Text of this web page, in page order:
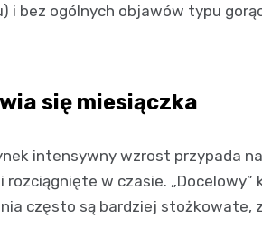
i bez ogólnych objawów typu
się miesiączka
intensywny wzrost przypada
w czasie. „Docelowy”
często są bardziej stożkowate,